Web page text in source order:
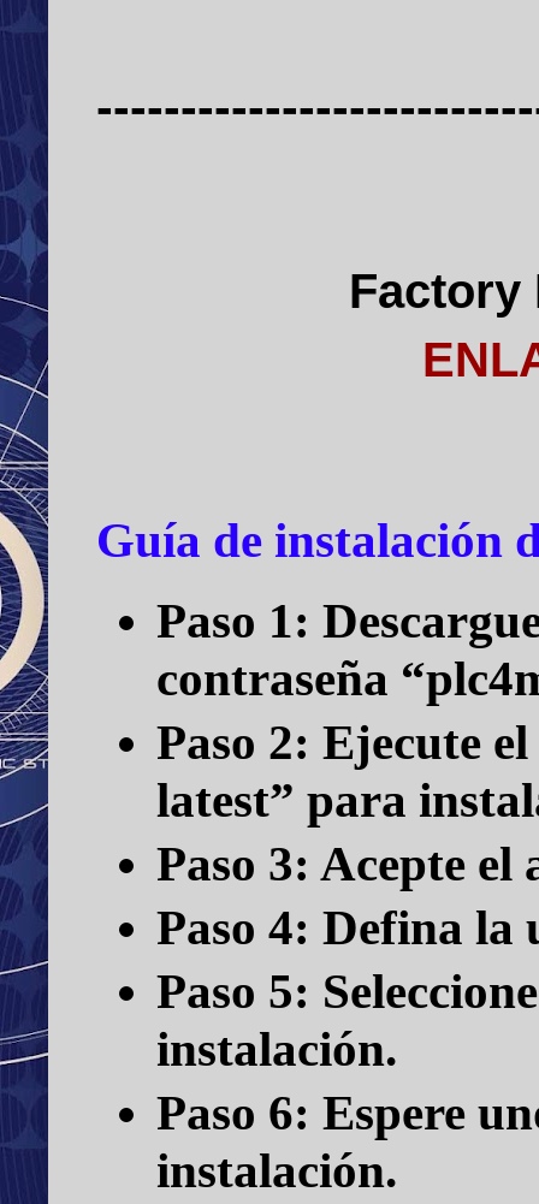
Factory
Guía de instalación
Paso 1:
contraseña
Paso 2: Ejecute
latest” para
Paso 3: Acepte el
Paso 4: Defina la
Paso 5:
instalación.
Paso 6: Espere
instalación.